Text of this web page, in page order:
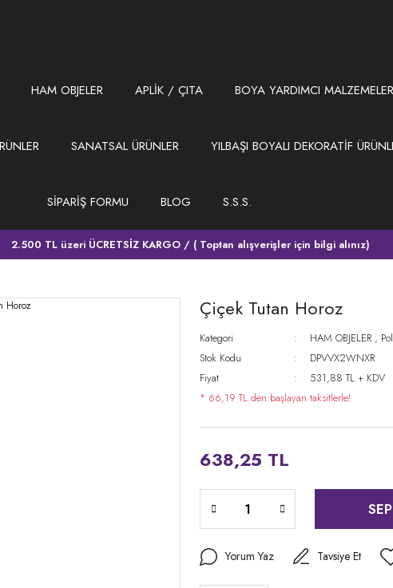
HAM OBJELER APLİK / ÇITA BOYA YARDIMCI MALZEMELER
SANATSAL ÜRÜNLER YILBAŞI BOYALI DEKORATİF
SİPARİŞ FORMU BLOG S.S.S.
2.500 TL üzeri ÜCRETSİZ KARGO / ( Toptan alışverişler için bilgi alınız)
Çiçek Tutan Horoz
Kategori HAM OBJELER ,
Stok Kodu
DPVVX2WNXR
Fiyat
531,88 TL + KDV
* 66,19 TL den başlayan taksitlerle!
638,25 TL
Yorum Yaz Tavsiye Et